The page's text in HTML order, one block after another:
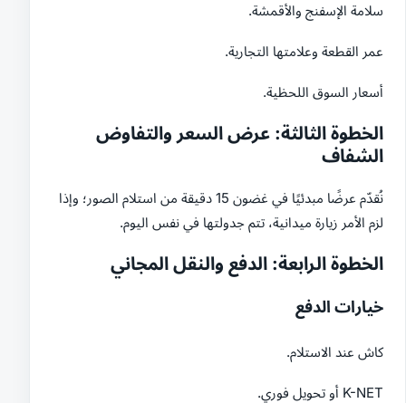
سلامة الإسفنج والأقمشة.
عمر القطعة وعلامتها التجارية.
أسعار السوق اللحظية.
الخطوة الثالثة: عرض السعر والتفاوض
الشفاف
نُقدّم عرضًا مبدئيًا في غضون 15 دقيقة من استلام الصور؛ وإذا
لزم الأمر زيارة ميدانية، تتم جدولتها في نفس اليوم.
الخطوة الرابعة: الدفع والنقل المجاني
خيارات الدفع
كاش عند الاستلام.
K-NET أو تحويل فوري.